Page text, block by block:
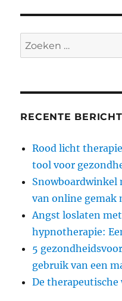
Zoeken
naar:
RECENTE
Rood licht
tool voor
Snowboardwinkel
van online gemak
Angst loslaten
hypnotherapie:
5
gebruik van een
De